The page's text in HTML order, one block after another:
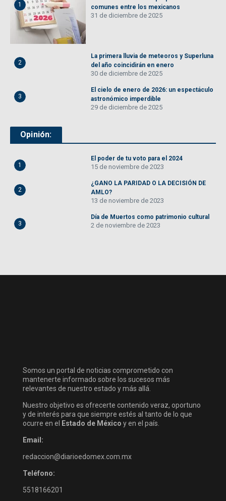
1
comunes entre los mexicanos
31 de diciembre de 2025
2
La primera lluvia de meteoros y Superluna
del año coincidirán en enero
30 de diciembre de 2025
3
El cielo de enero de 2026: un espectáculo
astronómico imperdible
29 de diciembre de 2025
Opinión:
1
El poder de tu voto para el 2024
15 de noviembre de 2023
2
¿GANO LA PARIDAD O LA DECISIÓN DE
AMLO?
13 de noviembre de 2023
3
Día de Muertos como patrimonio cultural
2 de noviembre de 2023
Somos un portal de noticias comprometido con
mantenerte informado sobre los sucesos más
relevantes de nuestro estado y más allá.
Nuestro objetivo es ofrecerte contenido veraz, oportuno
y de interés para que siempre estés al tanto de lo que
ocurre en el
Estado de México y en el país.
Email:
redaccion@diarioedomex.com.mx
Teléfono:
5518166201